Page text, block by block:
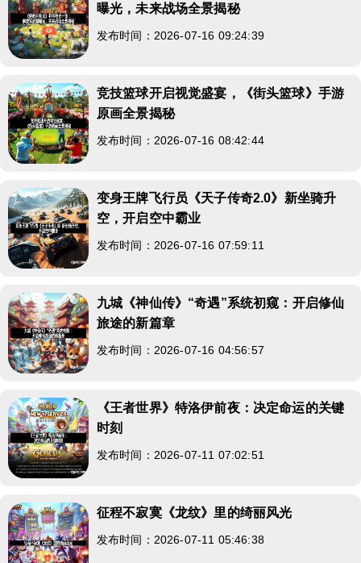
曝光，未来战场全景揭秘
发布时间：2026-07-16 09:24:39
竞技篮球开启视觉盛宴，《街头篮球》手游
原画全景揭秘
发布时间：2026-07-16 08:42:44
变身王牌飞行员《天子传奇2.0》新坐骑升
空，开启空中霸业
发布时间：2026-07-16 07:59:11
九城《神仙传》“奇遇”系统初窥：开启修仙
旅途的新篇章
发布时间：2026-07-16 04:56:57
《王者世界》特洛伊前夜：决定命运的关键
时刻
发布时间：2026-07-11 07:02:51
征程不寂寞《龙纹》里的绮丽风光
发布时间：2026-07-11 05:46:38